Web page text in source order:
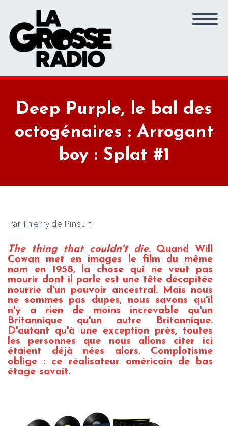
Deep Purple, le bal des
octogénaires : Arrogant
boy : Splat #1
Par Thierry de Pinsun
The thing that couldn't die. Quand Will
Cowan met en images le film du même
nom en 1958, la chose qui ne veut pas
mourir dont il parle est une tête décapitée
nourrie d'un pouvoir ancestral. Mais nous
ne sommes pas dupes, nous savons qu'il
n'y a rien de moins increvable qu'un
Britannique qu'un autre Britannique.
D'autant qu'à une exception près, toutes
les personnes que nous allons citer ici
étaient déjà nées alors. Complotisme
oblige : ce réalisateur américain de bas
étage savait.